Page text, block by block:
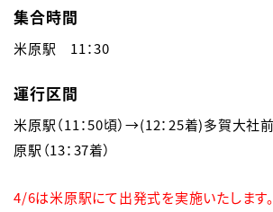
集合時間
米原駅　11：30
運行区間
米原駅（11：50頃）→(12：25着)多賀大社
原駅（13：37着）
4/6は米原駅にて出発式を実施いたします。